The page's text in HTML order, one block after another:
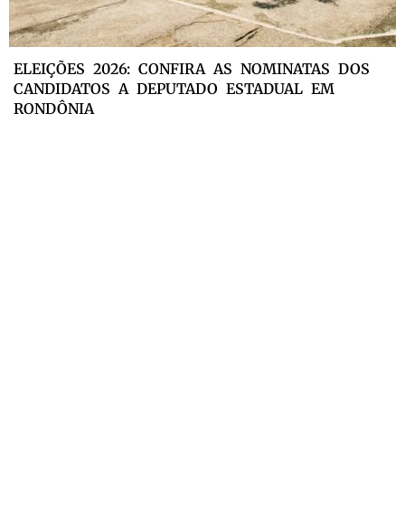
ELEIÇÕES 2026: CONFIRA AS NOMINATAS DOS
CANDIDATOS A DEPUTADO ESTADUAL EM
RONDÔNIA